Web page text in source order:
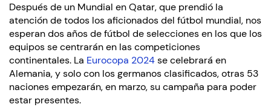
Después de un Mundial en Qatar, que prendió la
atención de todos los aficionados del fútbol mundial, nos
esperan dos años de fútbol de selecciones en los que los
equipos se centrarán en las competiciones
continentales. La Eurocopa 2024se celebrará en
Alemania, y solo con los germanos clasificados, otras 53
naciones empezarán, en marzo, su campaña para poder
estar presentes.